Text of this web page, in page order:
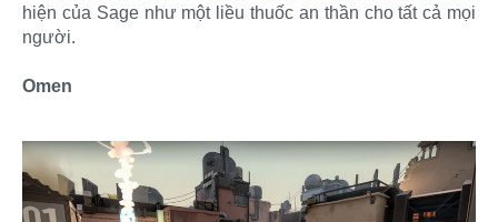
hiện của Sage như một liều thuốc an thần cho tất cả mọi
người.
Omen